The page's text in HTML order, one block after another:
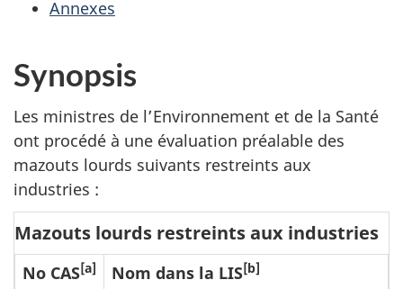
Annexes
Synopsis
Les ministres de l’Environnement et de la Santé
ont procédé à une évaluation préalable des
mazouts lourds suivants restreints aux
industries :
Mazouts lourds restreints aux industries
No CAS[a] Nom dans la LIS[b]